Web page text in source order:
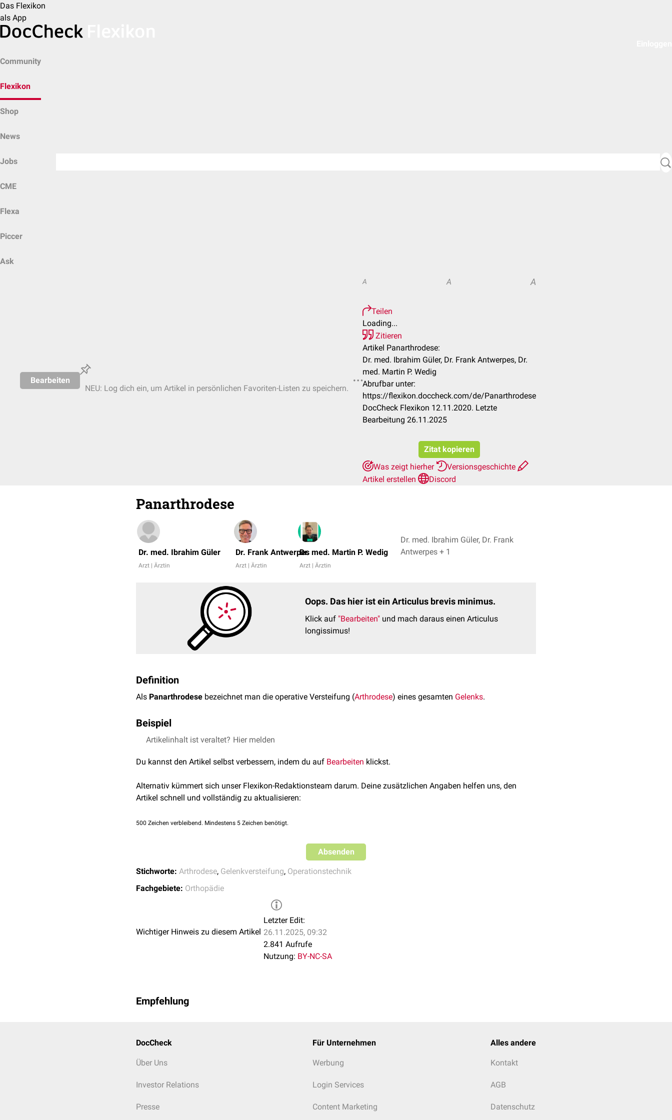
Das Flexikon
als App
Community
Flexikon
Shop
News
Jobs
CME
Flexa
Piccer
Ask
Bearbeiten
NEU: Log dich ein, um Artikel in persönlichen Favoriten-Listen zu speichern.
A A A
Teilen
Loading...
Zitieren
Artikel Panarthrodese:
Dr. med. Ibrahim Güler, Dr. Frank Antwerpes, Dr.
med. Martin P. Wedig
Abrufbar unter:
https://flexikon.doccheck.com/de/Panarthrodese
DocCheck Flexikon 12.11.2020. Letzte
Bearbeitung 26.11.2025
Zitat kopieren
Was zeigt hierher
Versionsgeschichte
Artikel erstellen
Discord
Panarthrodese
Dr. med. Ibrahim Güler
Arzt | Ärztin
Dr. Frank Antwerpes
Arzt | Ärztin
Dr. med. Martin P. Wedig
Arzt | Ärztin
Dr. med. Ibrahim Güler, Dr. Frank
Antwerpes + 1
Oops. Das hier ist ein Articulus brevis minimus.
Klick auf "Bearbeiten" und mach daraus einen Articulus
longissimus!
Definition
Als Panarthrodese bezeichnet man die operative Versteifung (Arthrodese) eines gesamten Gelenks.
Beispiel
Panarthrodese bei Panarthrose desHandgelenks
Artikelinhalt ist veraltet? Hier melden
Du kannst den Artikel selbst verbessern, indem du auf Bearbeiten klickst.
Alternativ kümmert sich unser Flexikon-Redaktionsteam darum. Deine zusätzlichen Angaben helfen uns, den
Artikel schnell und vollständig zu aktualisieren:
500 Zeichen verbleibend. Mindestens 5 Zeichen benötigt.
Absenden
Stichworte: Arthrodese, Gelenkversteifung, Operationstechnik
Fachgebiete: Orthopädie
Wichtiger Hinweis zu diesem Artikel
Letzter Edit:
26.11.2025, 09:32
2.841 Aufrufe
Nutzung: BY-NC-SA
Empfehlung
DocCheck
Über Uns
Investor Relations
Presse
Für Unternehmen
Werbung
Login Services
Content Marketing
Alles andere
Kontakt
AGB
Datenschutz